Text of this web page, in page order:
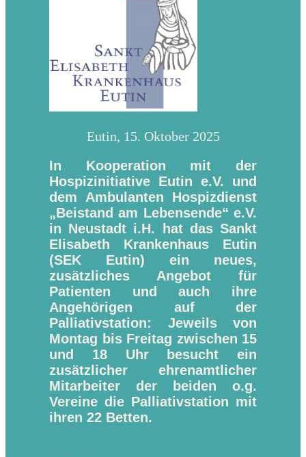
Eutin, 15. Oktober 2025
In Kooperation mit der
Hospizinitiative Eutin e.V. und
dem Ambulanten Hospizdienst
„Beistand am Lebensende“ e.V.
in Neustadt i.H. hat das Sankt
Elisabeth Krankenhaus Eutin
(SEK Eutin) ein neues,
zusätzliches Angebot für
Patienten und auch ihre
Angehörigen auf der
Palliativstation: Jeweils von
Montag bis Freitag zwischen 15
und 18 Uhr besucht ein
zusätzlicher ehrenamtlicher
Mitarbeiter der beiden o.g.
Vereine die Palliativstation mit
ihren 22 Betten.